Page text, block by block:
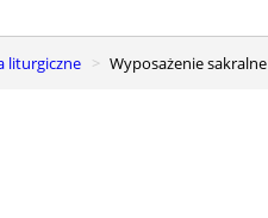
liturgiczne Wyposażenie sakralne